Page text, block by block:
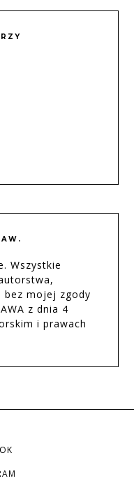
Wszystkie
bez mojej zgody
z dnia 4
i prawach